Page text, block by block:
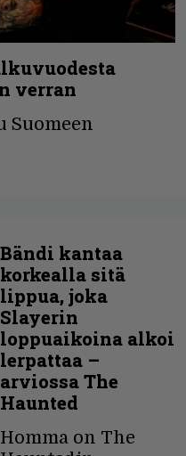
verran
Suomeen
Bändi kantaa
korkealla sitä
lippua, joka
Slayerin
loppuaikoina alkoi
lerpattaa –
arviossa The
Haunted
Homma on The